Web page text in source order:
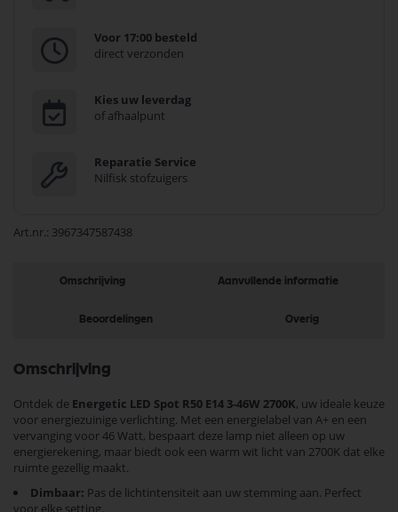
Voor 17:00 besteld
direct verzonden
Kies uw leverdag
of afhaalpunt
Reparatie Service
Nilfisk stofzuigers
Art.nr. 3967347587438
Omschrijving Aanvullende informatie
Beoordelingen Overig
Omschrijving
Ontdek de Energetic LED Spot R50 E14 3-46W 2700K, uw ideale keuze
voor energiezuinige verlichting. Met een energielabel van A+ en een
vervanging voor 46 Watt, bespaart deze lamp niet alleen op uw
energierekening, maar biedt ook een warm wit licht van 2700K dat elke
ruimte gezellig maakt.
Dimbaar: Pas de lichtintensiteit aan uw stemming aan. Perfect
voor elke setting.